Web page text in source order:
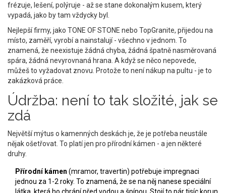
frézuje, lešení, polýruje - až se stane dokonalým kusem, který
vypadá, jako by tam vždycky byl.
Nejlepší firmy, jako TONE OF STONE nebo TopGranite, přijedou na
místo, zaměří, vyrobí a nainstalují - všechno v jednom. To
znamená, že neexistuje žádná chyba, žádná špatně nasměrovaná
spára, žádná nevyrovnaná hrana. A když se něco nepovede,
můžeš to vyžadovat znovu. Protože to není nákup na pultu - je to
zakázková práce.
Údržba: není to tak složité, jak se
zdá
Největší mýtus o kamenných deskách je, že je potřeba neustále
nějak ošetřovat. To platí jen pro přírodní kámen - a jen některé
druhy.
Přírodní kámen (mramor, travertin) potřebuje impregnaci
jednou za 1-2 roky. To znamená, že se na něj nanese speciální